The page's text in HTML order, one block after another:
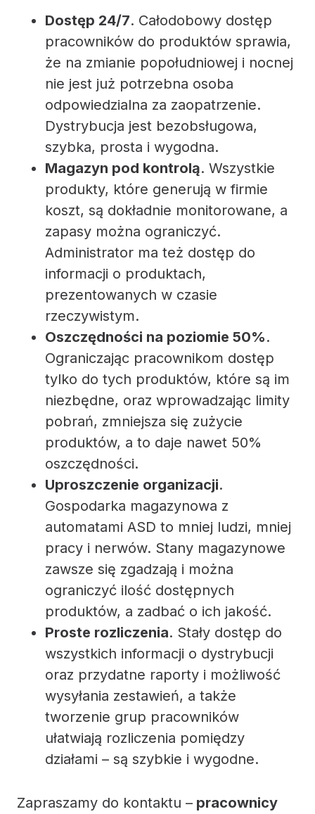
Dostęp 24/7. Całodobowy dostęp
pracowników do produktów sprawia,
że na zmianie popołudniowej i nocnej
nie jest już potrzebna osoba
odpowiedzialna za zaopatrzenie.
Dystrybucja jest bezobsługowa,
szybka, prosta i wygodna.
Magazyn pod kontrolą. Wszystkie
produkty, które generują w firmie
koszt, są dokładnie monitorowane, a
zapasy można ograniczyć.
Administrator ma też dostęp do
informacji o produktach,
prezentowanych w czasie
rzeczywistym.
Oszczędności na poziomie 50%.
Ograniczając pracownikom dostęp
tylko do tych produktów, które są im
niezbędne, oraz wprowadzając limity
pobrań, zmniejsza się zużycie
produktów, a to daje nawet 50%
oszczędności.
Uproszczenie organizacji.
Gospodarka magazynowa z
automatami ASD to mniej ludzi, mniej
pracy i nerwów. Stany magazynowe
zawsze się zgadzają i można
ograniczyć ilość dostępnych
produktów, a zadbać o ich jakość.
Proste rozliczenia. Stały dostęp do
wszystkich informacji o dystrybucji
oraz przydatne raporty i możliwość
wysyłania zestawień, a także
tworzenie grup pracowników
ułatwiają rozliczenia pomiędzy
działami – są szybkie i wygodne.
Zapraszamy do kontaktu – pracownicy